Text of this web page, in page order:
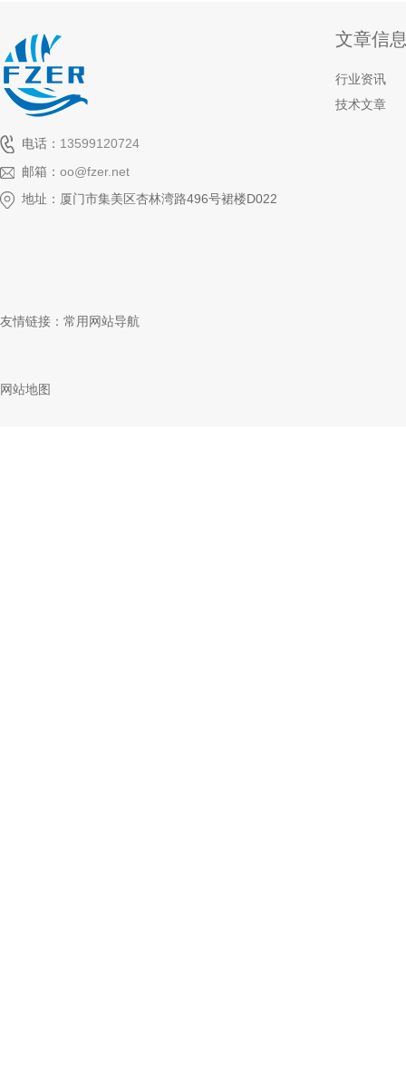
电话： 13599120724
邮箱： oo@fzer.net
地址：厦门市集美区杏林湾路496号裙楼D022
文章信
行业资讯
技术文章
友情链接： 常用网站导航
网站地图